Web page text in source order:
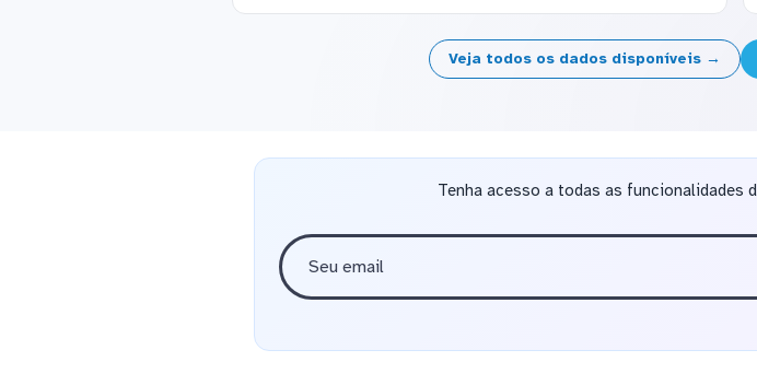
Veja todos os dados disponíveis →
Tenha acesso a todas as funcionalidades